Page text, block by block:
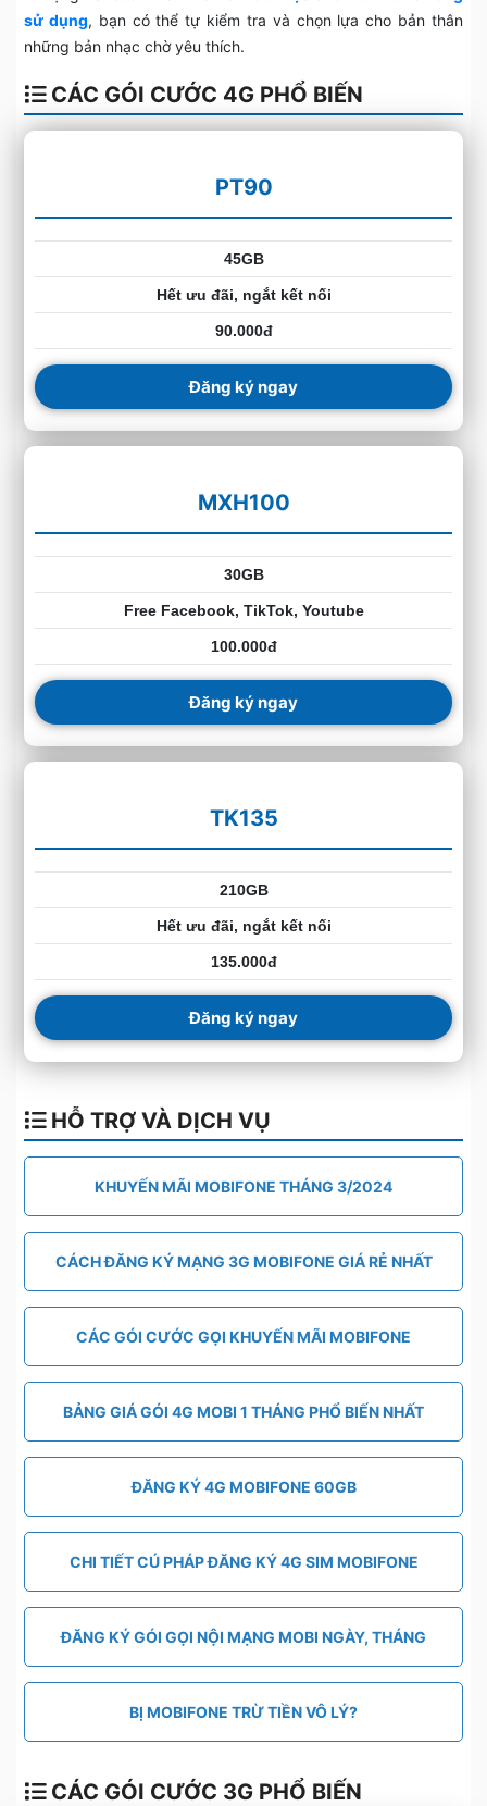
sử dụng, bạn có thể tự kiểm tra và chọn lựa cho bản thân
những bản nhạc chờ yêu thích.
CÁC GÓI CƯỚC 4G PHỔ BIẾN
PT90
45GB
Hết ưu đãi, ngắt kết nối
90.000đ
Đăng ký ngay
MXH100
30GB
Free Facebook, TikTok, Youtube
100.000đ
Đăng ký ngay
TK135
210GB
Hết ưu đãi, ngắt kết nối
135.000đ
Đăng ký ngay
HỖ TRỢ VÀ DỊCH VỤ
KHUYẾN MÃI MOBIFONE THÁNG 3/2024
CÁCH ĐĂNG KÝ MẠNG 3G MOBIFONE GIÁ RẺ NHẤT
CÁC GÓI CƯỚC GỌI KHUYẾN MÃI MOBIFONE
BẢNG GIÁ GÓI 4G MOBI 1 THÁNG PHỔ BIẾN NHẤT
ĐĂNG KÝ 4G MOBIFONE 60GB
CHI TIẾT CÚ PHÁP ĐĂNG KÝ 4G SIM MOBIFONE
ĐĂNG KÝ GÓI GỌI NỘI MẠNG MOBI NGÀY, THÁNG
BỊ MOBIFONE TRỪ TIỀN VÔ LÝ?
CÁC GÓI CƯỚC 3G PHỔ BIẾN